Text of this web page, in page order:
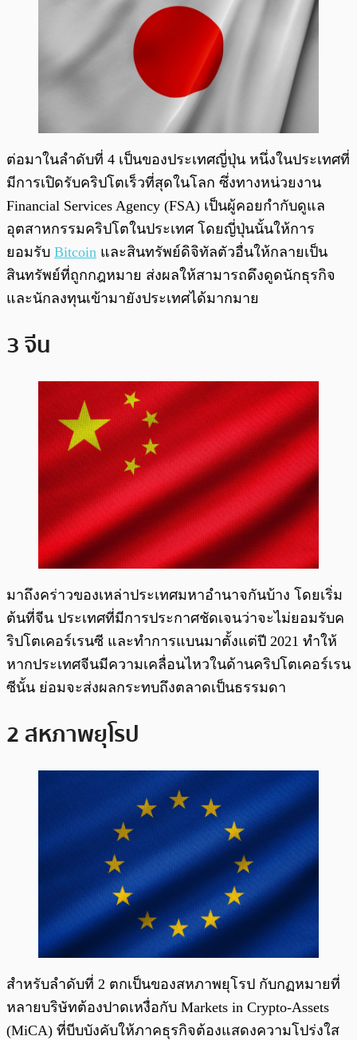
ต่อมาในลำดับที่ 4 เป็นของประเทศญี่ปุ่น หนึ่งในประเทศที่
มีการเปิดรับคริปโตเร็วที่สุดในโลก ซึ่งทางหน่วยงาน
Financial Services Agency (FSA) เป็นผู้คอยกำกับดูแล
อุตสาหกรรมคริปโตในประเทศ โดยญี่ปุ่นนั้นให้การ
ยอมรับ Bitcoin และสินทรัพย์ดิจิทัลตัวอื่นให้กลายเป็น
สินทรัพย์ที่ถูกกฎหมาย ส่งผลให้สามารถดึงดูดนักธุรกิจ
และนักลงทุนเข้ามายังประเทศได้มากมาย
3 จีน
มาถึงคร่าวของเหล่าประเทศมหาอำนาจกันบ้าง โดยเริ่ม
ต้นที่จีน ประเทศที่มีการประกาศชัดเจนว่าจะไม่ยอมรับค
ริปโตเคอร์เรนซี และทำการแบนมาตั้งแต่ปี 2021 ทำให้
หากประเทศจีนมีความเคลื่อนไหวในด้านคริปโตเคอร์เรน
ซีนั้น ย่อมจะส่งผลกระทบถึงตลาดเป็นธรรมดา
2 สหภาพยุโรป
สำหรับลำดับที่ 2 ตกเป็นของสหภาพยุโรป กับกฏหมายที่
หลายบริษัทต้องปาดเหงื่อกับ Markets in Crypto-Assets
(MiCA) ที่บีบบังคับให้ภาคธุรกิจต้องแสดงความโปร่งใส